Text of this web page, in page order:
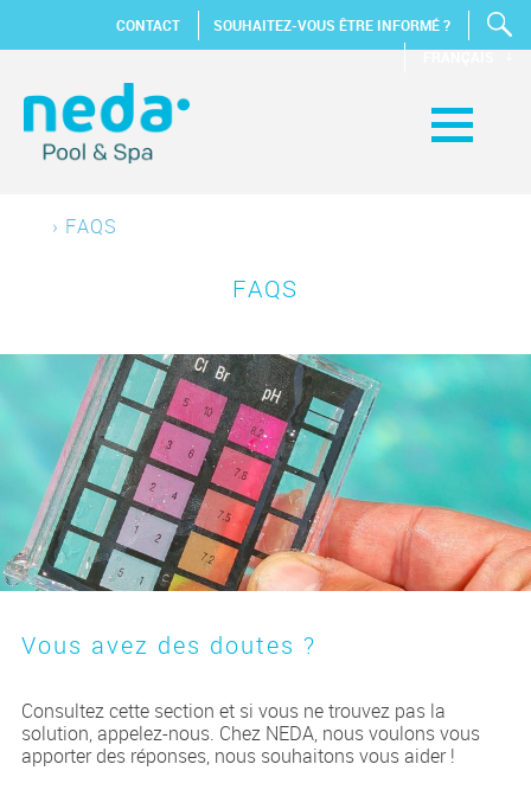
CONTACT
SOUHAITEZ-VOUS ÊTRE INFORMÉ ?
› FAQS
FAQS
Vous avez des doutes ?
Consultez cette section et si vous ne trouvez pas la
solution, appelez-nous. Chez NEDA, nous voulons vous
apporter des réponses, nous souhaitons vous aider !